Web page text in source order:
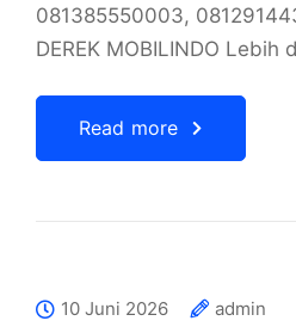
081385550003,
DEREK MOBILINDO Lebih
Read more
10 Juni 2026
admin